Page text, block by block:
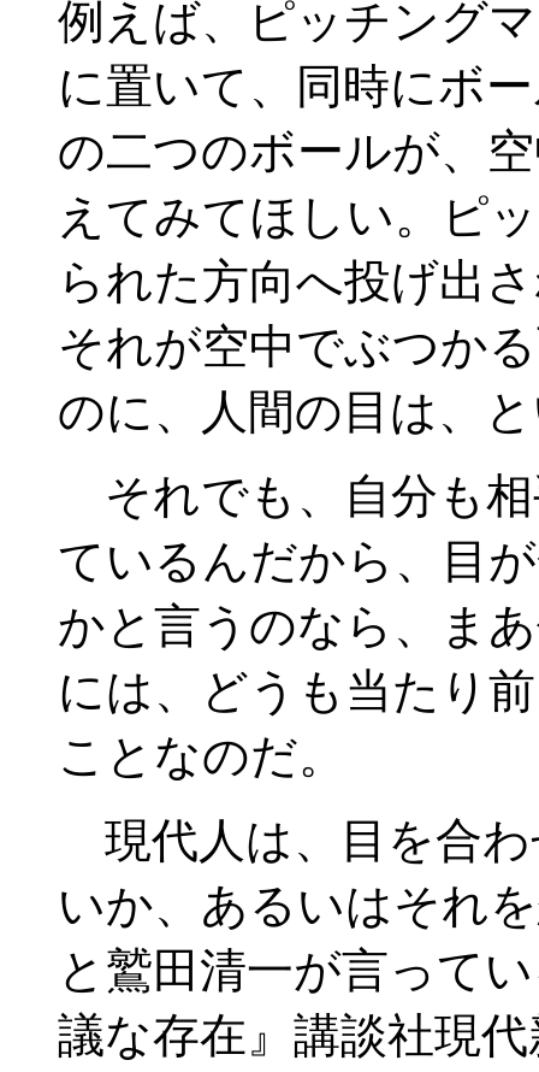
例えば、ピッチング
に置いて、同時にボ
の二つのボールが、
えてみてほしい。ピ
られた方向へ投げ出
それが空中でぶつか
のに、人間の目は、
それでも、自分も
ているんだから、目
かと言うのなら、ま
には、どうも当たり
ことなのだ。
現代人は、目を合
いか、あるいはそれ
と鷲田清一が言って
議な存在』講談社現